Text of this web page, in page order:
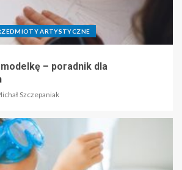
ARTYSTYCZNE
– poradnik dla
Szczepaniak